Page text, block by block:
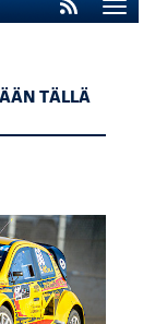
TÄLLÄ